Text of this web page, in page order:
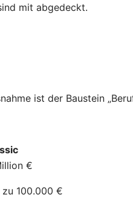
mit abgedeckt.
ist der Baustein
€
zu 100.000 €